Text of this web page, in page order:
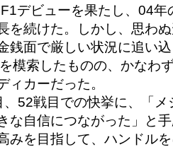
デビューを果たし、04年
を続けた。しかし、思わ
銭面で厳しい状況に追い
模索したものの、かなわ
ィカーだった。
52戦目での快挙に、「メ
な自信につながった」と
みを目指して、ハンドル